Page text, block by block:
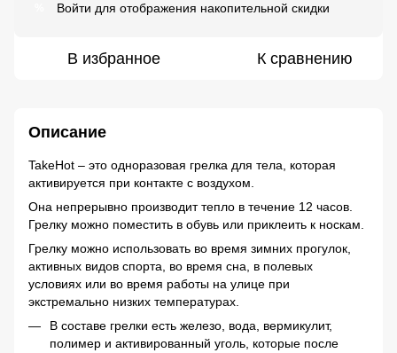
Войти для отображения накопительной скидки
В избранное К сравнению
Описание
TakeHot – это одноразовая грелка для тела, которая
активируется при контакте с воздухом.
Она непрерывно производит тепло в течение 12 часов.
Грелку можно поместить в обувь или приклеить к носкам.
Грелку можно использовать во время зимних прогулок,
активных видов спорта, во время сна, в полевых
условиях или во время работы на улице при
экстремально низких температурах.
В составе грелки есть железо, вода, вермикулит,
полимер и активированный уголь, которые после